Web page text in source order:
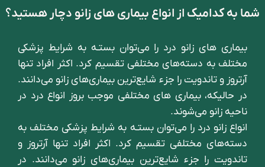
شما به کدامیک از انواع بیماری های زانو دچار هستید؟
بیماری های زانو درد را می‌توان بستـه به شرایط پزشکی
مختلف به دسته‌های مختلفی تقسیم کرد. اکثر افراد تنها
آرتروز و تاندویت را جزء شایع‌ترین بیماری‌های زانو می‌دانند.
در حالیکه، بیماری های مختلفی موجب بروز انواع درد در
ناحیه زانو می‌شوند.
انواع زانو درد را می‌توان بستـه به شرایط پزشکی مختلف به
دسته‌های مختلفی تقسیم کرد. اکثر افراد تنها آرتروز و
تاندویت را جزء شایع‌ترین بیماری‌های زانو می‌دانند. در